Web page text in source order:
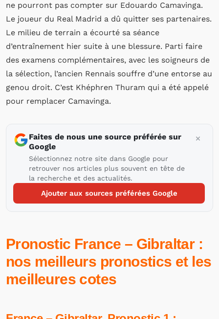
ne pourront pas compter sur Edouardo Camavinga.
Le joueur du Real Madrid a dû quitter ses partenaires.
Le milieu de terrain a écourté sa séance
d’entraînement hier suite à une blessure. Parti faire
des examens complémentaires, avec les soigneurs de
la sélection, l’ancien Rennais souffre d’une entorse au
genou droit. C’est Khéphren Thuram qui a été appelé
pour remplacer Camavinga.
Faites de nous une source préférée sur
Google
Sélectionnez notre site dans Google pour
retrouver nos articles plus souvent en tête de
la recherche et des actualités.
Ajouter aux sources préférées Google
Pronostic France – Gibraltar :
nos meilleurs pronostics et les
meilleures cotes